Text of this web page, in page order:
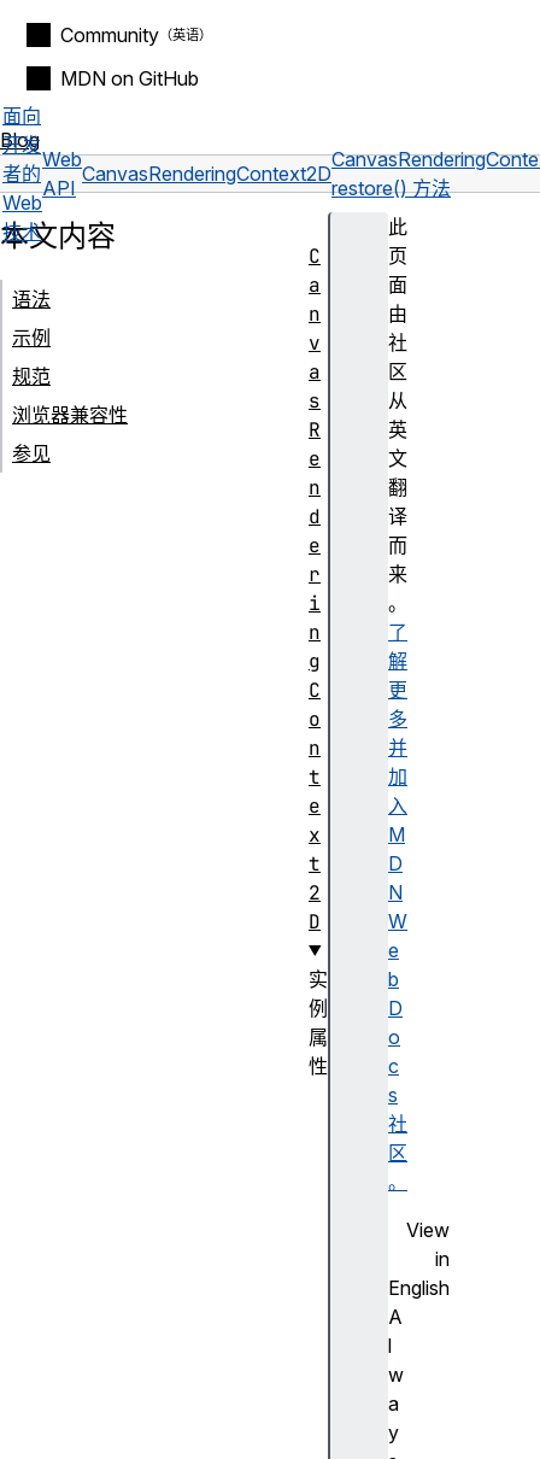
Community
MDN on GitHub
Blog
面向
开发
者的
Web
技术
Web
API
CanvasRenderingContext2D
restore() 方法
此
页
面
由
社
区
从
英
文
翻
译
而
来
。
了
解
更
多
并
加
入
M
D
N
W
e
b
D
o
c
s
社
区
。
View
in
English
A
l
w
a
y
本文内容
语法
示例
规范
浏览器兼容性
参见
C
a
n
v
a
s
R
e
n
d
e
r
i
n
g
C
o
n
t
e
x
t
2
D
实
例
属
性